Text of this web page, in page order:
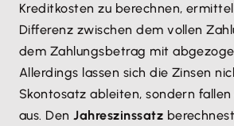
Kreditkosten zu berechnen,
Differenz zwischen dem vollen
dem Zahlungsbetrag mit
Allerdings lassen sich die Zinsen
Skontosatz ableiten, sondern
aus. DenJahreszinssatz